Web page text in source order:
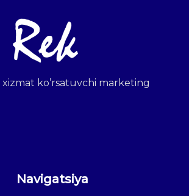
xizmat ko’rsatuvchi marketing
Navigatsiya